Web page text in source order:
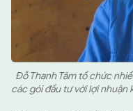
Đỗ Thanh Tâm tổ chức
các gói đầu tư với lợi nhuận